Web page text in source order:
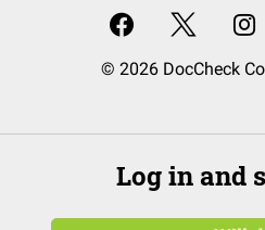
© 2026 DocCheck
Log in and